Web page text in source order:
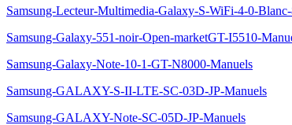
Samsung-Lecteur-Multimedia-Galaxy-S-WiFi-4-0-
Samsung-Galaxy-551-noir-Open-marketGT-I5510-
Samsung-Galaxy-Note-10-1-GT-N8000-Manuels
Samsung-GALAXY-S-II-LTE-SC-03D-JP-Manuels
Samsung-GALAXY-Note-SC-05D-JP-Manuels